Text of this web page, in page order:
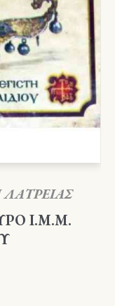
ΛΑΤΡΕΙΑΣ
Ι.Μ.Μ.